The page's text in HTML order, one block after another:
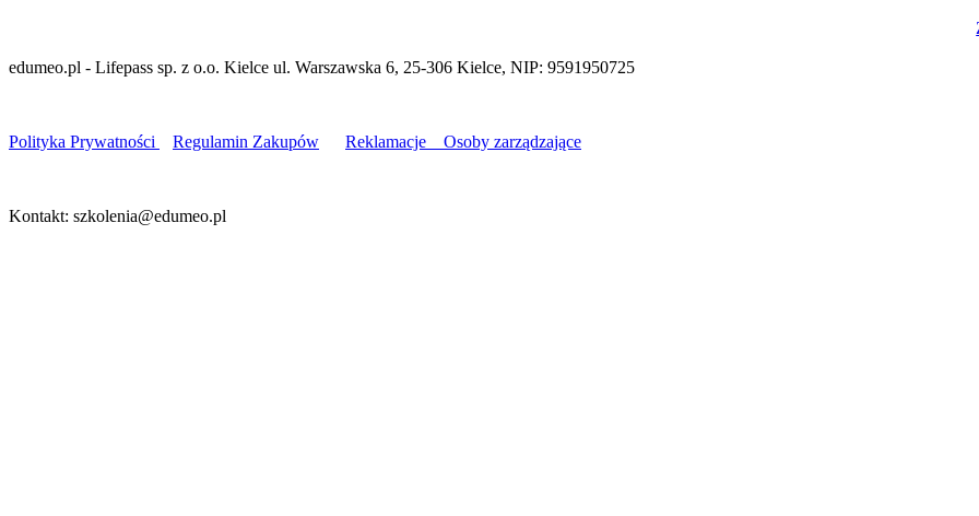
edumeo.pl - Lifepass sp. z o.o. Kielce ul. Warszawska 6, 25-306 Kielce, NIP: 9591950725
Polityka Prywatności Regulamin Zakupów Reklamacje Osoby zarządzające
Kontakt: szkolenia@edumeo.pl